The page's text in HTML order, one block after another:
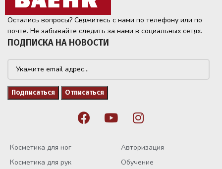
Остались вопросы? Свяжитесь с нами по телефону или по
почте. Не забывайте следить за нами в социальных сетях.
ПОДПИСКА НА НОВОСТИ
Косметика для ног
Косметика для рук
Авторизация
Обучение